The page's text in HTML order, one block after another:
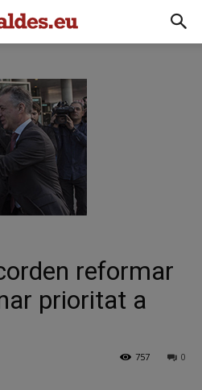
reformar
prioritat a
0
757